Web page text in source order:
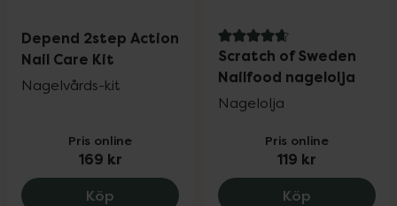
Depend 2step Action
Nail Care Kit
Nagelvårds-kit
Pris online
169 kr
Köp Depend 2step Action Nail Care Kit, 169
4.7 av 5 i omdöme
Scratch of Sweden
Nailfood nagelolja
Nagelolja
Pris online
119 kr
Köp Scratch of